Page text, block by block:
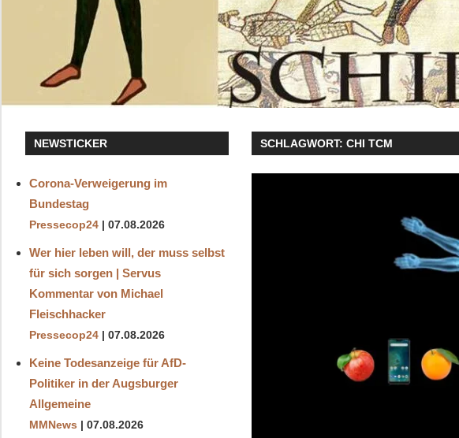
SCHLAGWORT:CHI TCM
NEWSTICKER
Corona-Verweigerung im
Bundestag
Pressecop24 07.08.2026
Wer hier leben will, der muss selbst
für sich sorgen | Servus
Kommentar von Michael
Fleischhacker
Pressecop24 07.08.2026
Keine Todesanzeige für AfD-
Politiker in der Augsburger
Allgemeine
MMNews 07.08.2026